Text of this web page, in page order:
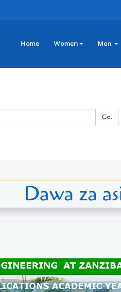
Home Women Men
Go!
Dawa za